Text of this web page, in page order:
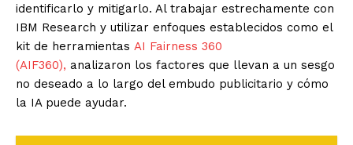
identificarlo y mitigarlo. Al trabajar estrechamente con
IBM Research y utilizar enfoques establecidos como el
kit de herramientas AI Fairness 360
(AIF360), analizaron los factores que llevan a un sesgo
no deseado a lo largo del embudo publicitario y cómo
la IA puede ayudar.